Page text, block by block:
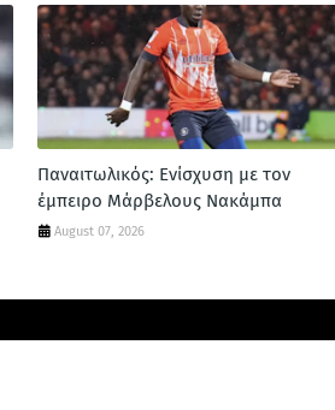
Παναιτωλικός: Ενίσχυση με τον
έμπειρο Μάρβελους Νακάμπα
August 07, 2026